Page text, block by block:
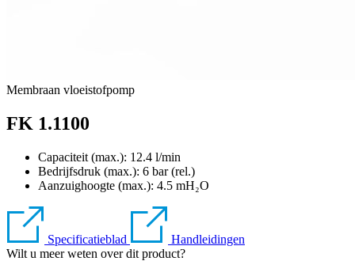
Membraan vloeistofpomp
FK 1.1100
Capaciteit (max.): 12.4 l/min
Bedrijfsdruk (max.): 6 bar (rel.)
Aanzuighoogte (max.): 4.5 mH₂O
Specificatieblad
Handleidingen
Wilt u meer weten over dit product?